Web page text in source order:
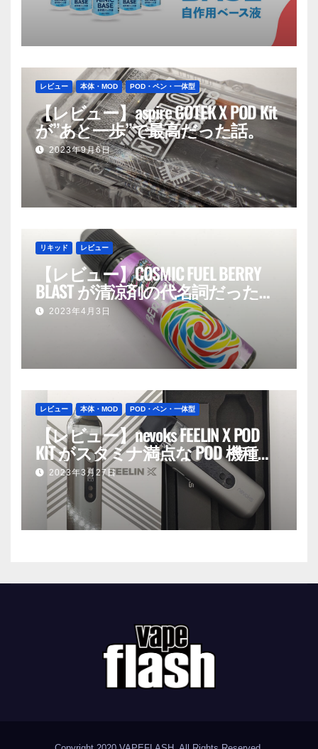
レビュー 本体・MOD POD・ペン・一体型
【レビュー】aspire GOTEK X POD Kit
が”あと一歩”で最高だった話。
2023年9月6日
リキッド レビュー
【レビュー】COSMIC FUEL BERRY
BLAST が清涼剤の代名詞だった
話。
2023年4月3日
レビュー 本体・MOD POD・ペン・一体型
【レビュー】nevoks FEELIN X POD
KIT がスタミナ満点な POD 機種だ
った話。
2023年3月27日